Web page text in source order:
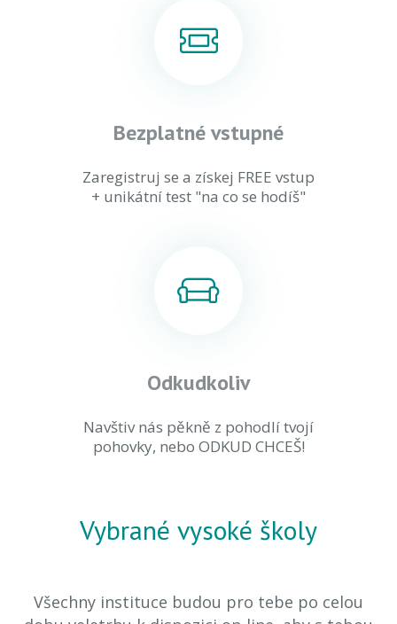
Bezplatné vstupné
Zaregistruj se a získej FREE vstup
+ unikátní test "na co se hodíš"
Odkudkoliv
Navštiv nás pěkně z pohodlí tvojí
pohovky, nebo ODKUD CHCEŠ!
Vybrané vysoké školy
Všechny instituce budou pro tebe po celou